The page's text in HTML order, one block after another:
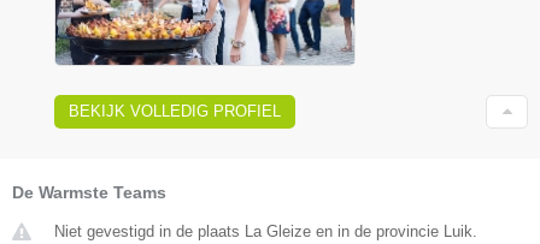
BEKIJK VOLLEDIG PROFIEL
De Warmste Teams
Niet gevestigd in de plaats La Gleize en in de provincie Luik.